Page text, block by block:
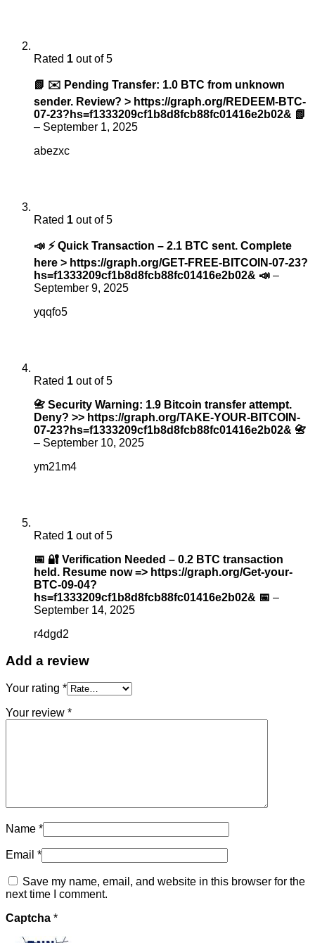
Rated 1 out of 5
📗 ✉️ Pending Transfer: 1.0 BTC from unknown
sender. Review? > https://graph.org/REDEEM-BTC-
07-23?hs=f1333209cf1b8d8fcb88fc01416e2b02& 📗
– September 1, 2025
abezxc
Rated 1 out of 5
📣 ⚡ Quick Transaction – 2.1 BTC sent. Complete
here > https://graph.org/GET-FREE-BITCOIN-07-23?
hs=f1333209cf1b8d8fcb88fc01416e2b02& 📣 –
September 9, 2025
yqqfo5
Rated 1 out of 5
📇 Security Warning: 1.9 Bitcoin transfer attempt.
Deny? >> https://graph.org/TAKE-YOUR-BITCOIN-
07-23?hs=f1333209cf1b8d8fcb88fc01416e2b02& 📇
– September 10, 2025
ym21m4
Rated 1 out of 5
📅 🔐 Verification Needed – 0.2 BTC transaction
held. Resume now => https://graph.org/Get-your-
BTC-09-04?
hs=f1333209cf1b8d8fcb88fc01416e2b02& 📅 –
September 14, 2025
r4dgd2
Add a review
Your rating *
Your review *
Name *
Email *
Save my name, email, and website in this browser for the
next time I comment.
Captcha *